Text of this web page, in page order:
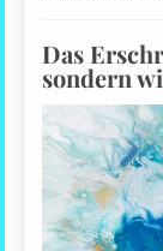
Das
sondern